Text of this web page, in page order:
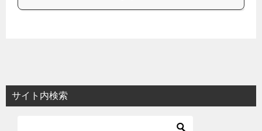
サイト内検索